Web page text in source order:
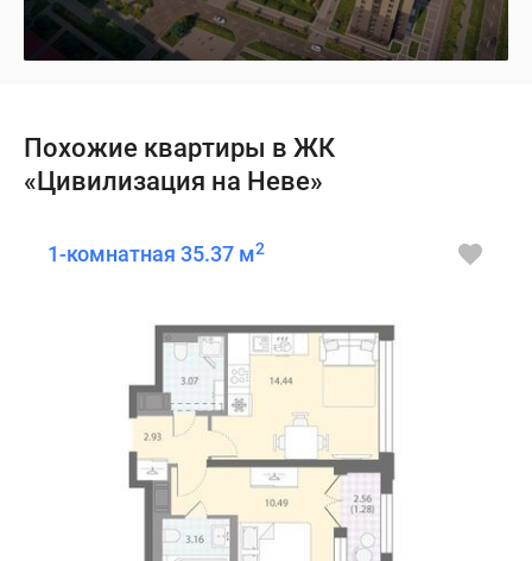
Похожие квартиры в ЖК
«Цивилизация на Неве»
1-комнатная 35.37 м2